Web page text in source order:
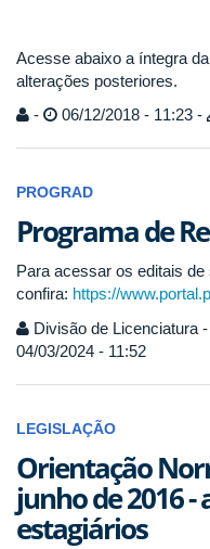
Acesse abaixo a íntegra
alterações posteriores.
-
06/12/2018 - 11:23 -
PROGRAD
Programa de
Para acessar os editais
confira: https://
Divisão de Licenciatura
04/03/2024 - 11:52
LEGISLAÇÃO
Orientação
junho de 2016 -
estagiários